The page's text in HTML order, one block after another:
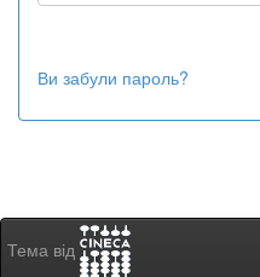
Ви забули пароль?
Тема від